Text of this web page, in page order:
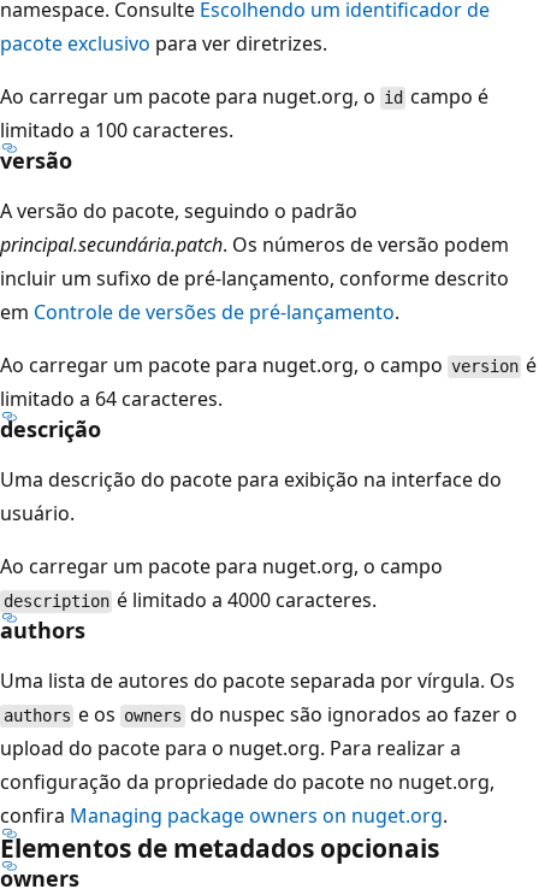
namespace. Consulte Escolhendo um identificador de
pacote exclusivo para ver diretrizes.
Ao carregar um pacote para nuget.org, o id campo é
limitado a 100 caracteres.
versão
A versão do pacote, seguindo o padrão
principal.secundária.patch. Os números de versão podem
incluir um sufixo de pré-lançamento, conforme descrito
em Controle de versões de pré-lançamento.
Ao carregar um pacote para nuget.org, o campo version é
limitado a 64 caracteres.
descrição
Uma descrição do pacote para exibição na interface do
usuário.
Ao carregar um pacote para nuget.org, o campo
description é limitado a 4000 caracteres.
authors
Uma lista de autores do pacote separada por vírgula. Os
authors e os owners do nuspec são ignorados ao fazer o
upload do pacote para o nuget.org. Para realizar a
configuração da propriedade do pacote no nuget.org,
confira Managing package owners on nuget.org.
Elementos de metadados opcionais
owners